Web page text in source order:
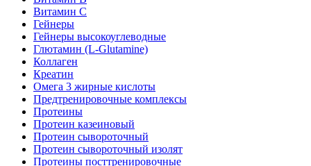
Витамин C
Гейнеры
Гейнеры высокоуглеводные
Глютамин (L-Glutamine)
Коллаген
Креатин
Омега 3 жирные кислоты
Предтренировочные комплексы
Протеины
Протеин казеиновый
Протеин сывороточный
Протеин сывороточный изолят
Протеины посттренировочные